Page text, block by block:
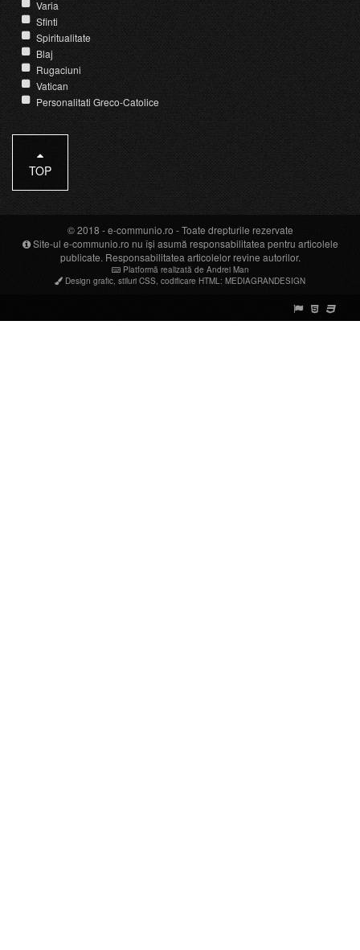
Varia
Sfinti
Spiritualitate
Blaj
Rugaciuni
Vatican
Personalitati Greco-Catolice
TOP
© 2018 -e-communio.ro - Toate drepturile rezervate
Site-ul e-communio.ro nu își asumă responsabilitatea pentru articolele
publicate. Responsabilitatea articolelor revine autorilor.
Platformă realizată de Andrei Man
Design grafic stiluri CSS codificare HTML : MEDIAGRANDESIGN